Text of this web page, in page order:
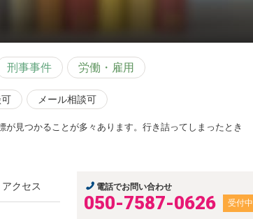
刑事事件 労働・雇用
メール相談可
見つかることが多々あります。行き詰ってしまったとき
アクセス 電話でお問い合わせ
050-7587-0626 受付中